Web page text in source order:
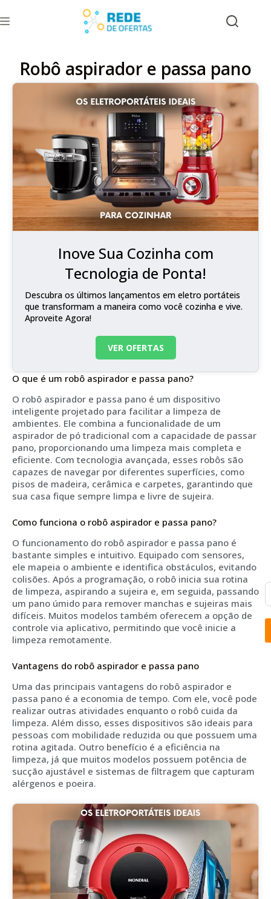
Robô aspirador e passa pano
Inove Sua Cozinha com
Tecnologia de Ponta!
Descubra os últimos lançamentos em eletro portáteis
que transformam a maneira como você cozinha e vive.
Aproveite Agora!
VER OFERTAS
O que é um robô aspirador e passa pano?
O robô aspirador e passa pano é um dispositivo
inteligente projetado para facilitar a limpeza de
ambientes. Ele combina a funcionalidade de um
aspirador de pó tradicional com a capacidade de passar
pano, proporcionando uma limpeza mais completa e
eficiente. Com tecnologia avançada, esses robôs são
capazes de navegar por diferentes superfícies, como
pisos de madeira, cerâmica e carpetes, garantindo que
sua casa fique sempre limpa e livre de sujeira.
Como funciona o robô aspirador e passa pano?
O funcionamento do robô aspirador e passa pano é
bastante simples e intuitivo. Equipado com sensores,
ele mapeia o ambiente e identifica obstáculos, evitando
colisões. Após a programação, o robô inicia sua rotina
de limpeza, aspirando a sujeira e, em seguida, passando
um pano úmido para remover manchas e sujeiras mais
difíceis. Muitos modelos também oferecem a opção de
controle via aplicativo, permitindo que você inicie a
limpeza remotamente.
Vantagens do robô aspirador e passa pano
Uma das principais vantagens do robô aspirador e
passa pano é a economia de tempo. Com ele, você pode
realizar outras atividades enquanto o robô cuida da
limpeza. Além disso, esses dispositivos são ideais para
pessoas com mobilidade reduzida ou que possuem uma
rotina agitada. Outro benefício é a eficiência na
limpeza, já que muitos modelos possuem potência de
sucção ajustável e sistemas de filtragem que capturam
alérgenos e poeira.